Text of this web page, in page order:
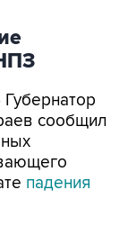
Губернатор
сообщил
падения